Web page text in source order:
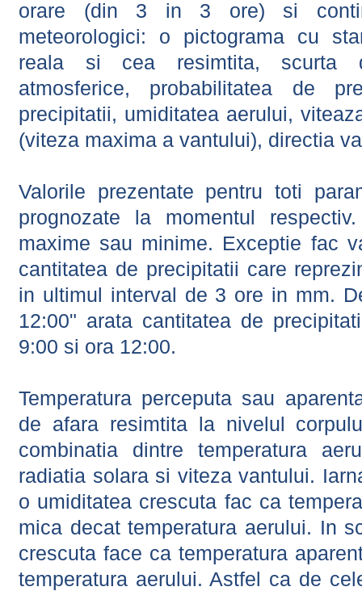
orare (din 3 in 3 ore) si
meteorologici: o pictograma cu
reala si cea resimtita, scurta
atmosferice, probabilitatea de
precipitatii, umiditatea aerului,
(viteza maxima a vantului), directia
Valorile prezentate pentru toti
prognozate la momentul
maxime sau minime. Exceptie fac
cantitatea de precipitatii care
in ultimul interval de 3 ore in mm.
12:00" arata cantitatea de
9:00 si ora 12:00.
Temperatura perceputa sau
de afara resimtita la nivelul
combinatia dintre temperatura
radiatia solara si viteza vantului.
o umiditatea crescuta fac ca
mica decat temperatura aerului. In
crescuta face ca temperatura
temperatura aerului. Astfel ca de